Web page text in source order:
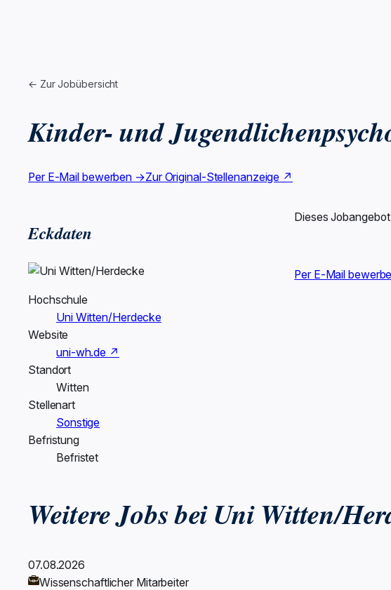
← Zur Jobübersicht
Kinder- und
Per E-Mail bewerben →Zur Original-Stellenanzeige ↗
Eckdaten
Hochschule
Uni Witten/Herdecke
Website
uni-wh.de ↗
Standort
Witten
Stellenart
Sonstige
Befristung
Befristet
Dieses
Per E-Mail
Weitere Jobs bei Uni Witten/
07.08.2026
Wissenschaftlicher Mitarbeiter